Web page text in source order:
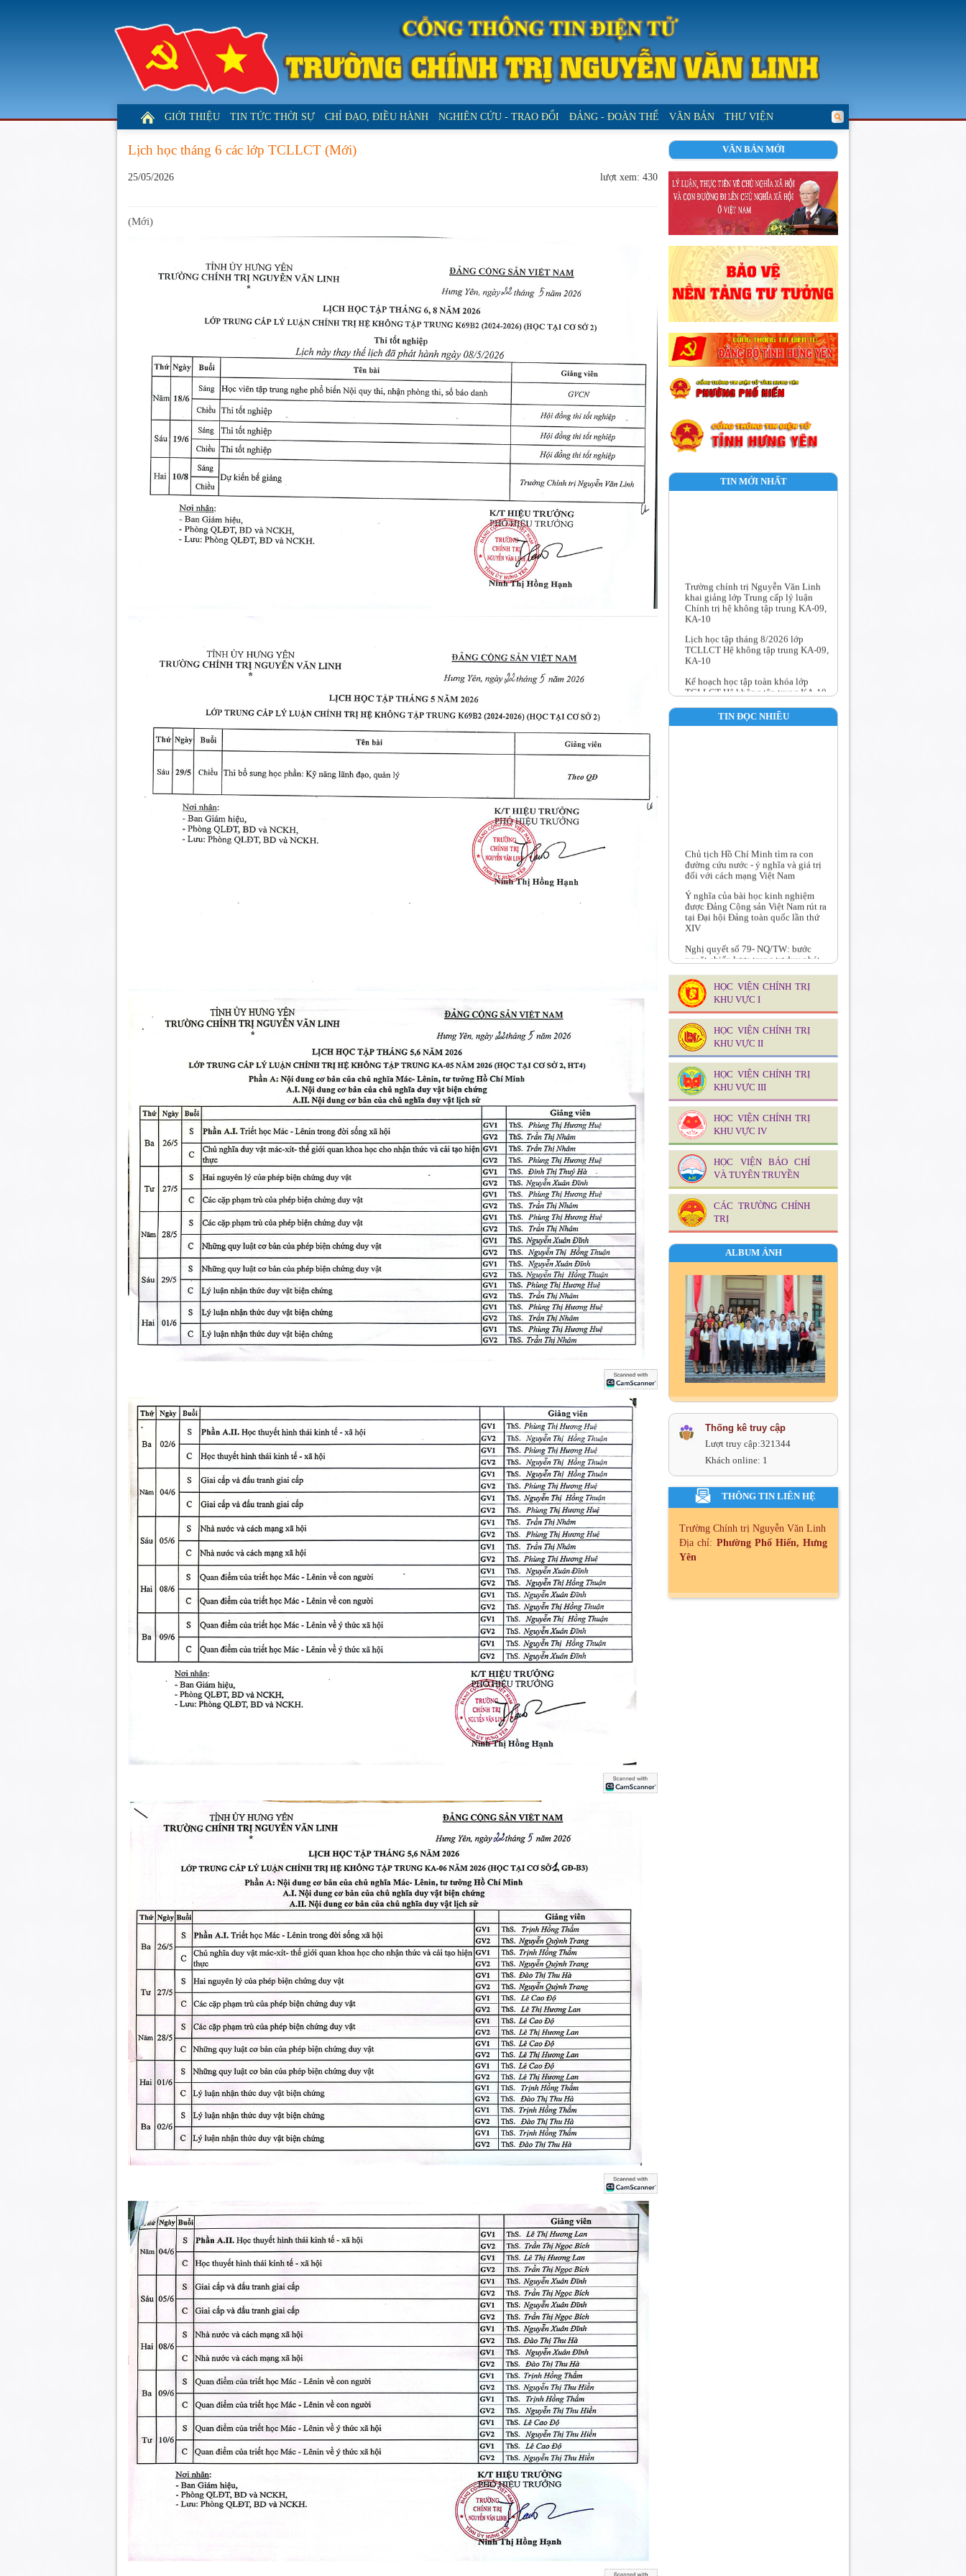
GIỚI THIỆU TIN TỨC THỜI SỰ CHỈ ĐẠO, ĐIỀU HÀNH NGHIÊN CỨU - TRAO ĐỔI ĐẢNG - ĐOÀN THỂ VĂN BẢN THƯ VIỆN
Lịch học tháng 6 các lớp TCLLCT (Mới)
25/05/2026 lượt xem: 430
(Mới)
VĂN BẢN MỚI
TIN MỚI NHẤT
Chính trị hệ không tập trung KA-09,
KA-10
Lịch học tập tháng 8/2026 lớp
TCLLCT Hệ không tập trung KA-09,
KA-10
Kế hoạch học tập toàn khóa lớp
TCLLCT Hệ không tập trung KA-10
Kế hoạch học tập toàn khóa lớp
TCLLCT Hệ không tập trung KA-09
Trường Chính trị Nguyễn Văn Linh
tổ chức Hội nghị Chuyên môn quý III
TIN ĐỌC NHIỀU
đối với cách mạng Việt Nam
Ý nghĩa của bài học kinh nghiệm
được Đảng Cộng sản Việt Nam rút ra
tại Đại hội Đảng toàn quốc lần thứ
XIV
Nghị quyết số 79- NQ/TW: bước
ngoặt chiến lược trong tư duy phát
triển kinh tế nhà nước giai đoạn mới
Tư tưởng Hồ Chí Minh về công tác
cán bộ và sự vận dụng trong giai
đoạn hiện nay
Kế hoạch giảng dạy - học tập lớp BD
kiến thức, kỹ năng đối với cán bộ,
công chức Văn phòng Đảng uỷ cấp
xã năm 2026
HỌC VIỆN CHÍNH TRỊ
KHU VỰC I
HỌC VIỆN CHÍNH TRỊ
KHU VỰC II
HỌC VIỆN CHÍNH TRỊ
KHU VỰC III
HỌC VIỆN CHÍNH TRỊ
KHU VỰC IV
HỌC VIỆN BÁO CHÍ
VÀ TUYÊN TRUYỀN
CÁC TRƯỜNG CHÍNH
TRỊ
ALBUM ẢNH
Thống kê truy cập
Lượt truy cập:321344
Khách online: 1
THÔNG TIN LIÊN HỆ
Trường Chính trị Nguyễn Văn Linh
Địa chỉ: Phường Phố Hiến, Hưng
Yên